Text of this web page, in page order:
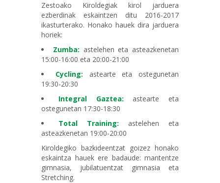
Zestoako Kiroldegiak kirol jarduera
ezberdinak eskaintzen ditu 2016-2017
ikasturterako. Honako hauek dira jarduera
horiek:
Zumba: astelehen eta asteazkenetan
15:00-16:00 eta 20:00-21:00
Cycling: astearte eta ostegunetan
19:30-20:30
Integral Gaztea: astearte eta
ostegunetan 17:30-18:30
Total Training: astelehen eta
asteazkenetan 19:00-20:00
Kiroldegiko bazkideentzat goizez honako
eskaintza hauek ere badaude: mantentze
gimnasia, jubilatuentzat gimnasia eta
Stretching.